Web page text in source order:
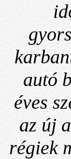
autó
éves
az új
régiek